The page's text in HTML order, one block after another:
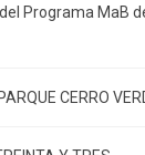
Programa MaB
CERRO